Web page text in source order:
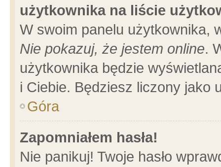
użytkownika na liście
W swoim panelu użytkownika,
Nie pokazuj, że jestem online.
użytkownika będzie
i Ciebie. Będziesz liczony jako
Góra
Zapomniałem hasła!
Nie panikuj! Twoje hasło